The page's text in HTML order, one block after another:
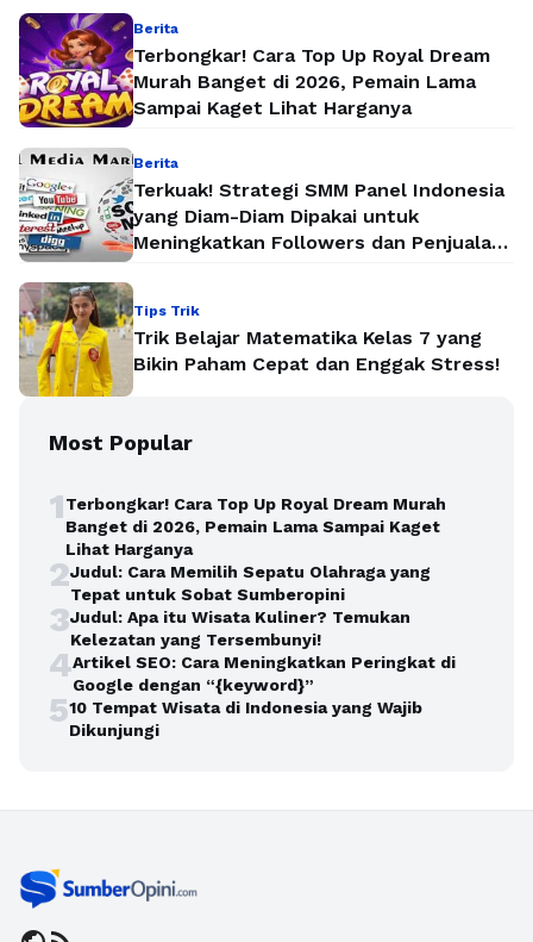
Berita
Terbongkar! Cara Top Up Royal Dream
Murah Banget di 2026, Pemain Lama
Sampai Kaget Lihat Harganya
Berita
Terkuak! Strategi SMM Panel Indonesia
yang Diam-Diam Dipakai untuk
Meningkatkan Followers dan Penjualan
Tips Trik
Trik Belajar Matematika Kelas 7 yang
Bikin Paham Cepat dan Enggak Stress!
Most Popular
1Terbongkar! Cara Top Up Royal Dream Murah
Banget di 2026, Pemain Lama Sampai Kaget
Lihat Harganya
2Judul: Cara Memilih Sepatu Olahraga yang
Tepat untuk Sobat Sumberopini
3Judul: Apa itu Wisata Kuliner? Temukan
Kelezatan yang Tersembunyi!
4Artikel SEO: Cara Meningkatkan Peringkat di
Google dengan “{keyword}”
510 Tempat Wisata di Indonesia yang Wajib
Dikunjungi